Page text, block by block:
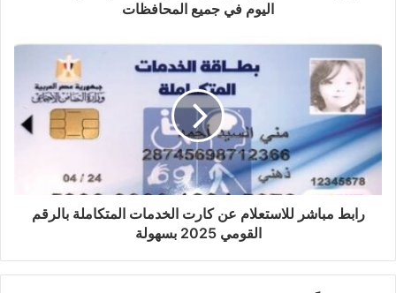
اليوم في جميع المحافظات
رابط مباشر للاستعلام عن كارت الخدمات المتكاملة بالرقم
القومي 2025 بسهولة